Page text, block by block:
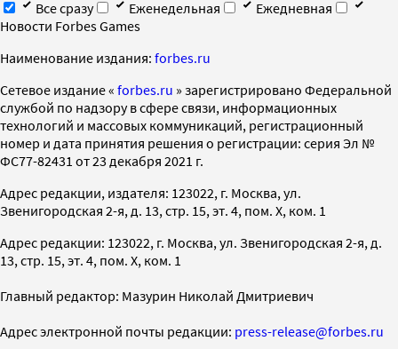
Все сразу Еженедельная
Ежедневная
Новости Forbes Games
Наименование издания: forbes.ru
Cетевое издание « forbes.ru » зарегистрировано Федеральной
службой по надзору в сфере связи, информационных
технологий и массовых коммуникаций, регистрационный
номер и дата принятия решения о регистрации: серия Эл №
ФС77-82431 от 23 декабря 2021 г.
Адрес редакции, издателя: 123022, г. Москва, ул.
Звенигородская 2-я, д. 13, стр. 15, эт. 4, пом. X, ком. 1
Адрес редакции: 123022, г. Москва, ул. Звенигородская 2-я, д.
13, стр. 15, эт. 4, пом. X, ком. 1
Главный редактор: Мазурин Николай Дмитриевич
Адрес электронной почты редакции: press-release@forbes.ru